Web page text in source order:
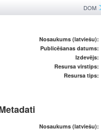
DOM
Nosaukums (latviešu):
Publicēšanas datums:
Izdevējs:
Resursa virstips:
Resursa tips:
Nosaukums (latviešu):